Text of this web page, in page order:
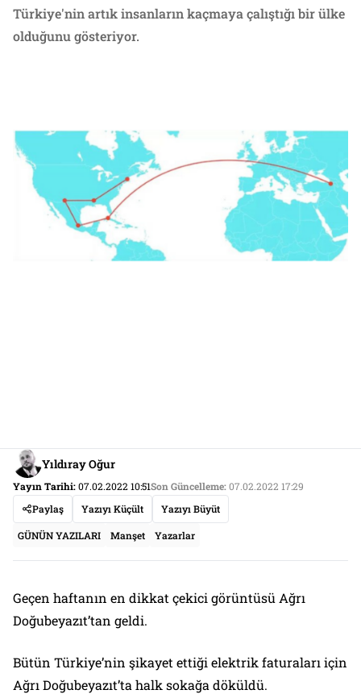
Türkiye'nin artık insanların kaçmaya çalıştığı bir ülke
olduğunu gösteriyor.
Yıldıray Oğur
Yayın Tarihi:07.02.2022 10:51Son Güncelleme:07.02.2022 17:29
Paylaş
Yazıyı Küçült Yazıyı Büyüt
GÜNÜN YAZILARI Manşet Yazarlar
Geçen haftanın en dikkat çekici görüntüsü Ağrı
Doğubeyazıt’tan geldi.
Bütün Türkiye’nin şikayet ettiği elektrik faturaları için
Ağrı Doğubeyazıt’ta halk sokağa döküldü.